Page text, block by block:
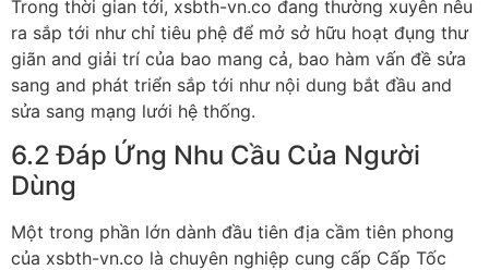
Trong thời gian tới, xsbth-vn.co đang thường xuyên nêu
ra sắp tới như chỉ tiêu phệ để mở sở hữu hoạt đụng thư
giãn and giải trí của bao mang cả, bao hàm vấn đề sửa
sang and phát triển sắp tới như nội dung bắt đầu and
sửa sang mạng lưới hệ thống.
6.2 Đáp Ứng Nhu Cầu Của Người
Dùng
Một trong phần lớn dành đầu tiên địa cầm tiên phong
của xsbth-vn.co là chuyên nghiệp cung cấp Cấp Tốc